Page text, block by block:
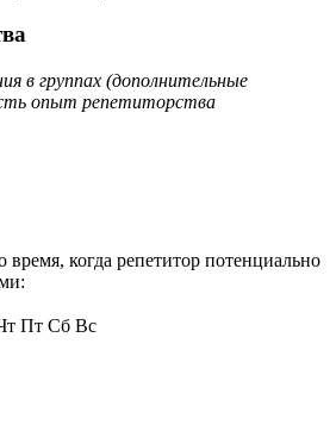
в группах (дополнительные
опыт репетиторства
когда репетитор потенциально
Пт Сб Вс